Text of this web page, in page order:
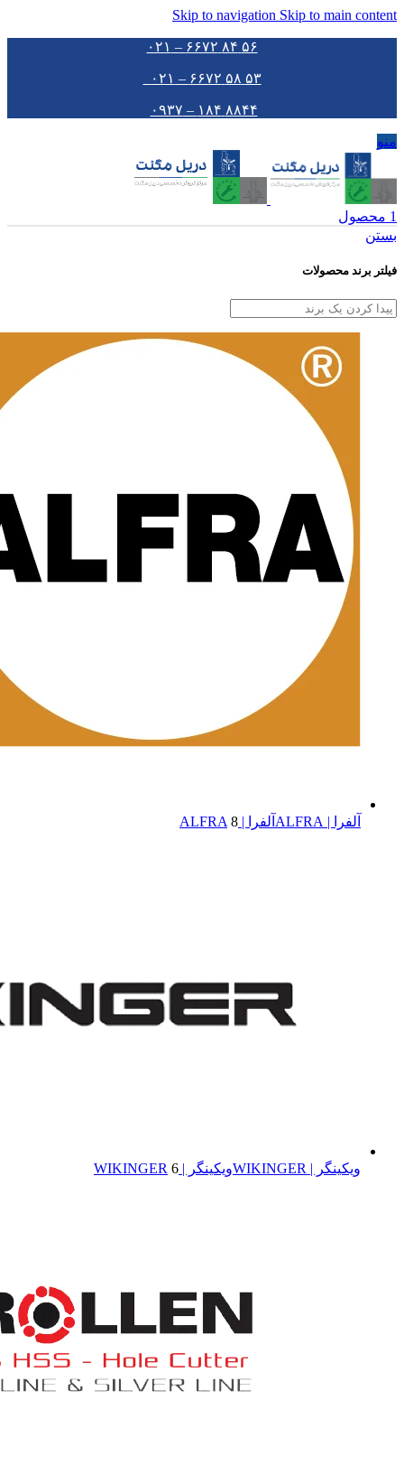
Skip to navigation Skip to main content
۵۶ ۸۴ ۶۶۷۲ – ۰۲۱
۵۳ ۵۸ ۶۶۷۲ – ۰۲۱
۸۸۴۴ ۱۸۴ – ۰۹۳۷
منو
1 محصول
بستن
فیلتر برند محصولات
آلفرا | ALFRA آلفرا | ALFRA 8
ویکینگر | WIKINGER ویکینگر | WIKINGER 6